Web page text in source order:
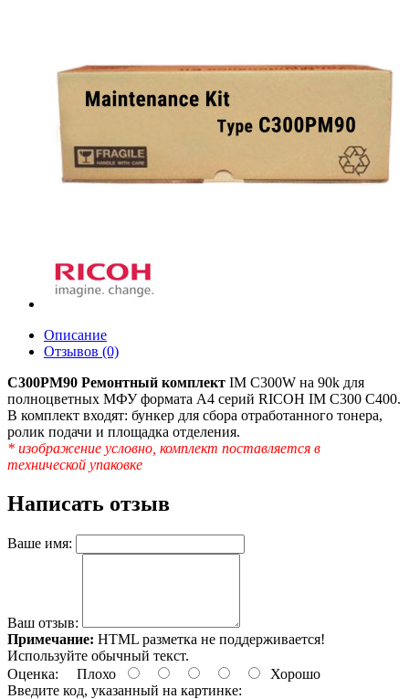
Описание
Отзывов (0)
C300PM90 Ремонтный комплект IM C300W на 90k для
полноцветных МФУ формата А4 серий RICOH IM С300 С400.
В комплект входят: бункер для сбора отработанного тонера,
ролик подачи и площадка отделения.
* изображение условно, комплект поставляется в
технической упаковке
Написать отзыв
Ваше имя:
Ваш отзыв:
Примечание: HTML разметка не поддерживается!
Используйте обычный текст.
Оценка: Плохо
Хорошо
Введите код, указанный на картинке: